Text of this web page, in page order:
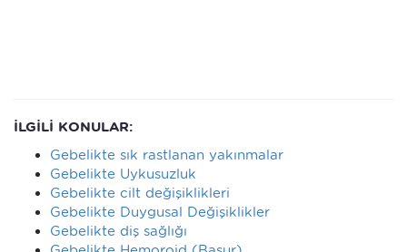
İLGİLİ KONULAR:
Gebelikte sık rastlanan yakınmalar
Gebelikte Uykusuzluk
Gebelikte cilt değişiklikleri
Gebelikte Duygusal Değişiklikler
Gebelikte diş sağlığı